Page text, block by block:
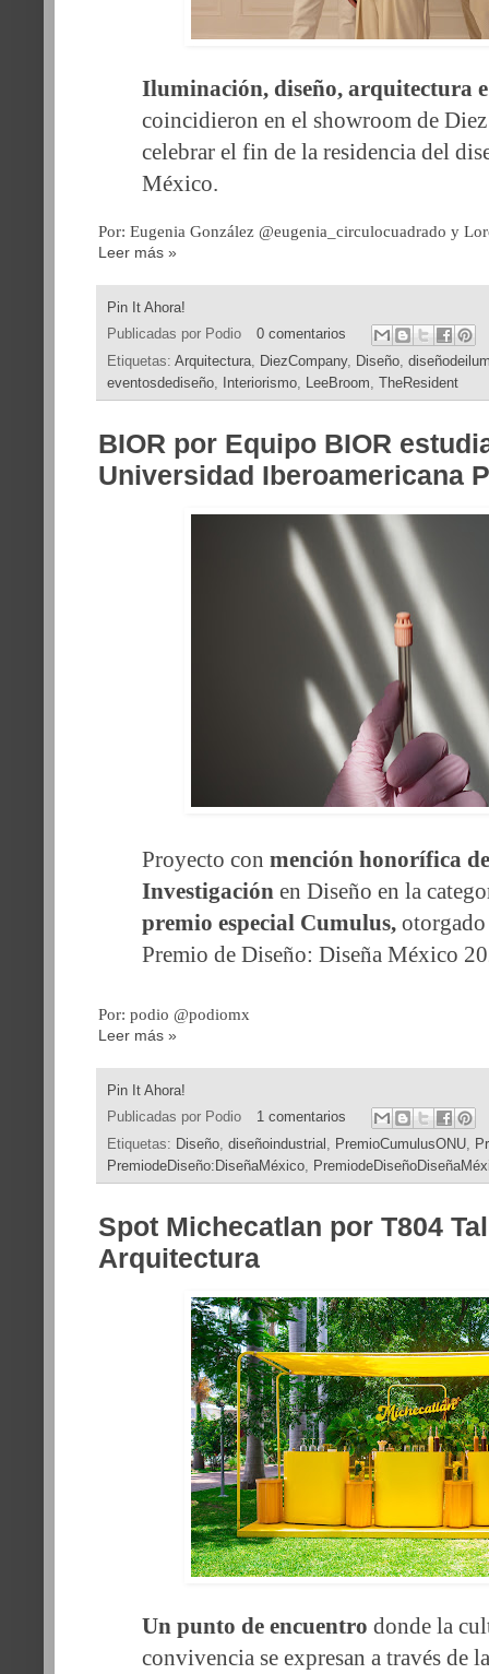
Iluminación, diseño, arquitectura
coincidieron en el showroom de
celebrar el fin de la residencia del
México.
Por: Eugenia González @eugenia_circulocuadrado y
Leer más »
Pin It Ahora!
Publicadas por Podio
0 comentarios
Etiquetas: Arquitectura, DiezCompany, Diseño,
eventosdediseño, Interiorismo, LeeBroom, TheResident
BIOR por Equipo BIOR
Universidad Iberoamericana
Proyecto con mención honorífica
Investigación en Diseño en la
premio especial Cumulus,
Premio de Diseño: Diseña México
Por: podio @podiomx
Leer más »
Pin It Ahora!
Publicadas por Podio
1 comentarios
Etiquetas: Diseño diseñoindustrial PremioCumulusONU
PremiodeDiseño:DiseñaMéxico
Spot Michecatlan por T804
Arquitectura
Un punto de encuentro donde la
convivencia se expresan a través de